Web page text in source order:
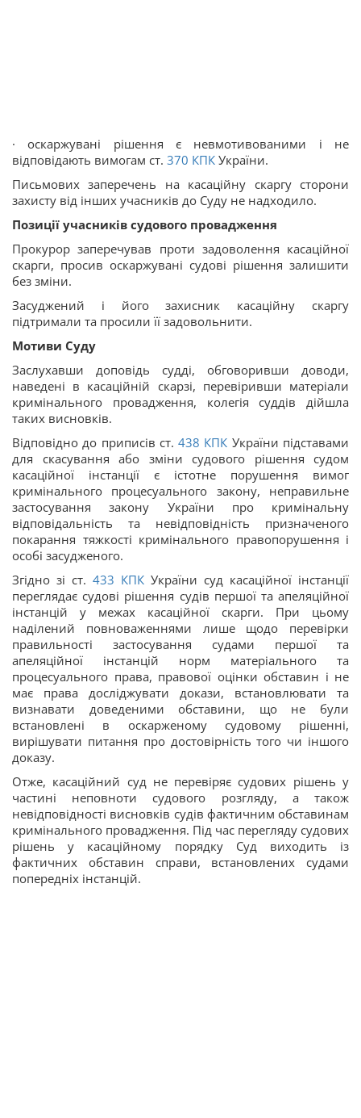
· оскаржувані рішення є невмотивованими і не
відповідають вимогам ст. 370 КПК України.
Письмових заперечень на касаційну скаргу сторони
захисту від інших учасників до Суду не надходило.
Позиції учасників судового провадження
Прокурор заперечував проти задоволення касаційної
скарги, просив оскаржувані судові рішення залишити
без зміни.
Засуджений і його захисник касаційну скаргу
підтримали та просили її задовольнити.
Мотиви Суду
Заслухавши доповідь судді, обговоривши доводи,
наведені в касаційній скарзі, перевіривши матеріали
кримінального провадження, колегія суддів дійшла
таких висновків.
Відповідно до приписів ст. 438 КПК України підставами
для скасування або зміни судового рішення судом
касаційної інстанції є істотне порушення вимог
кримінального процесуального закону, неправильне
застосування закону України про кримінальну
відповідальність та невідповідність призначеного
покарання тяжкості кримінального правопорушення і
особі засудженого.
Згідно зі ст. 433 КПК України суд касаційної інстанції
переглядає судові рішення судів першої та апеляційної
інстанцій у межах касаційної скарги. При цьому
наділений повноваженнями лише щодо перевірки
правильності застосування судами першої та
апеляційної інстанцій норм матеріального та
процесуального права, правової оцінки обставин і не
має права досліджувати докази, встановлювати та
визнавати доведеними обставини, що не були
встановлені в оскарженому судовому рішенні,
вирішувати питання про достовірність того чи іншого
доказу.
Отже, касаційний суд не перевіряє судових рішень у
частині неповноти судового розгляду, а також
невідповідності висновків судів фактичним обставинам
кримінального провадження. Під час перегляду судових
рішень у касаційному порядку Суд виходить із
фактичних обставин справи, встановлених судами
попередніх інстанцій.